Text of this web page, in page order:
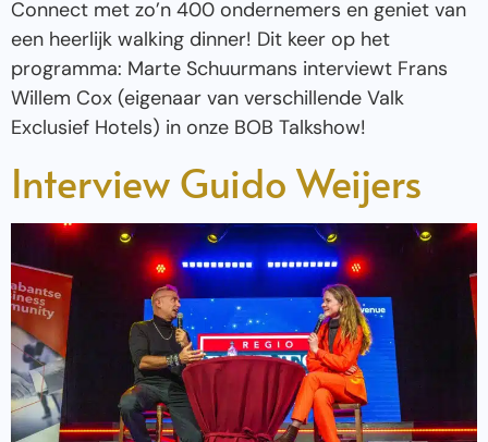
Connect met zo’n 400 ondernemers en geniet van
een heerlijk walking dinner! Dit keer op het
programma: Marte Schuurmans interviewt Frans
Willem Cox (eigenaar van verschillende Valk
Exclusief Hotels) in onze BOB Talkshow!
Interview Guido Weijers